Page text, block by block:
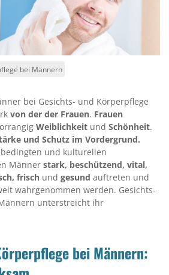
bei Männern
bei Gesichts- und Körperpflege
von der der Frauen. Frauen
Weiblichkeit und Schönheit.
und Schutz im Vordergrund.
und kulturellen
Männer stark, beschützend, vital,
frisch und gesund auftreten und
wahrgenommen werden. Gesichts-
unterstreicht ihr
bei Männern: